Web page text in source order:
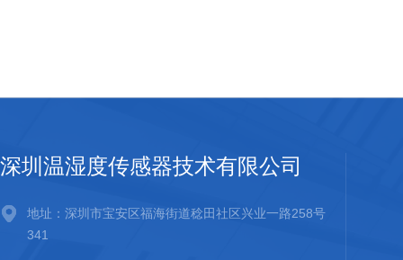
深圳温湿度传感器技术有限公司
地址：深圳市宝安区福海街道稔田社区兴业一路258号
341